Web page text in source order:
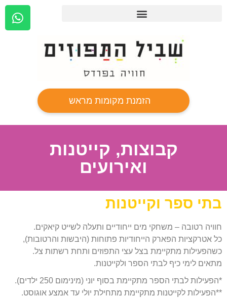
הזמנת מקומות מראש
קבוצות, קייטנות
ואירועים
בתי ספר וקייטנות
חוויה רטובה – משחקי מים ייחודיים ותעלה לשייט קיאקים.
כל אטרקציות הפארק הייחודיות פתוחות (היבשות והרטובות),
כשהפעילות מתקיימת בצל עצי התפוזים ותחת רשתות צל.
מתאים לימי כיף לבתי הספר ולקייטנות.
*הפעילות לבתי הספר מתקיימת בסוף יוני (מינימום 250 ילדים).
**הפעילות לקייטנות מתקיימת מתחילת יולי עד אמצע אוגוסט.